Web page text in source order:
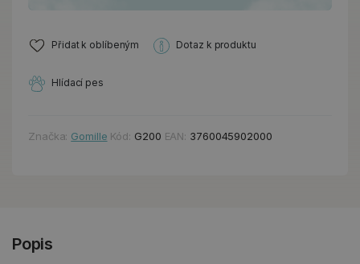
Přidat k oblíbeným Dotaz k produktu
Hlídací pes
Značka: Gomille Kód: G200 EAN: 3760045902000
Popis